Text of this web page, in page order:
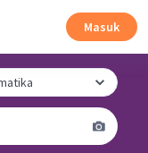
Masuk